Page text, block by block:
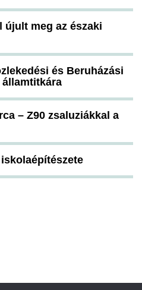
újult meg az északi
és Beruházási
– Z90 zsaluziákkal a